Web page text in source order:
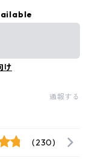
け
通報する
(230)